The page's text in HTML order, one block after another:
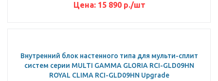
Цена: 15 890р./шт
Внутренний блок настенного типа для мульти-сплит
систем серии MULTI GAMMA GLORIA RCI-GLD09HN
ROYAL CLIMA RCI-GLD09HN Upgrade